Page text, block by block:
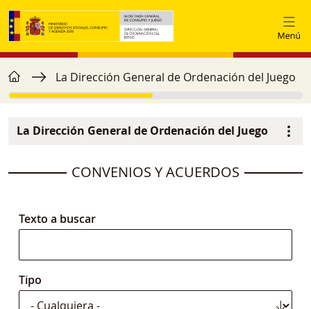
Pasar al contenido principal
Ruta de navegación
home La Dirección General de Ordenación del Juego
La Dirección General de Ordenación del Juego
CONVENIOS Y ACUERDOS
Texto a buscar
Tipo